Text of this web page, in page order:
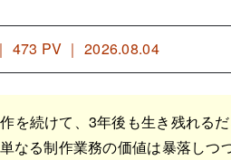
｜ 473 PV ｜ 2026.08.04
を続けて、3年後も生き残れるだ
なる制作業務の価値は暴落しつ